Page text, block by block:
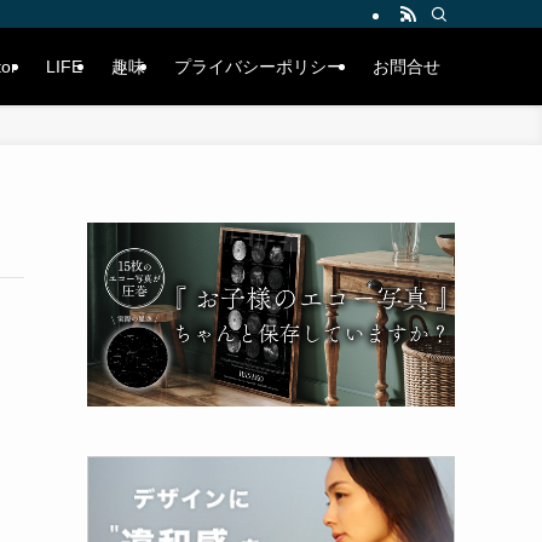
LIFE 趣味 プライバシーポリシー お問合せ